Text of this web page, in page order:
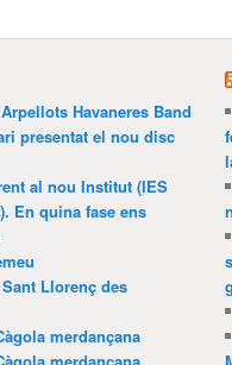
Havaneres Band
presentat el nou disc
al nou Institut (IES
En quina fase ens
Llorenç des
merdançana